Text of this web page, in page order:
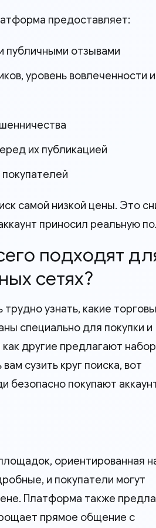
предоставляет:
публичными отзывами
уровень вовлеченности
их публикацией
самой низкой цены. Это
приносил реальную
подходят
сетях?
узнать, какие
специально для покупки и
другие предлагают набор
сузить круг поиска, вот
безопасно покупают
ориентированная
и покупатели могут
Платформа также
прямое общение с